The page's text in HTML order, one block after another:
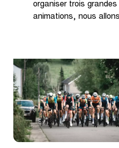
organiser trois
animations, nous